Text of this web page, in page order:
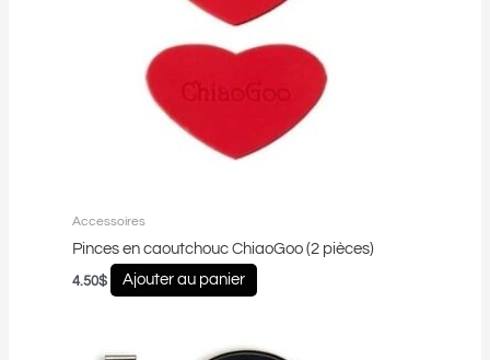
Accessoires
Pinces en caoutchouc ChiaoGoo (2 pièces)
4.50$ Ajouter au panier